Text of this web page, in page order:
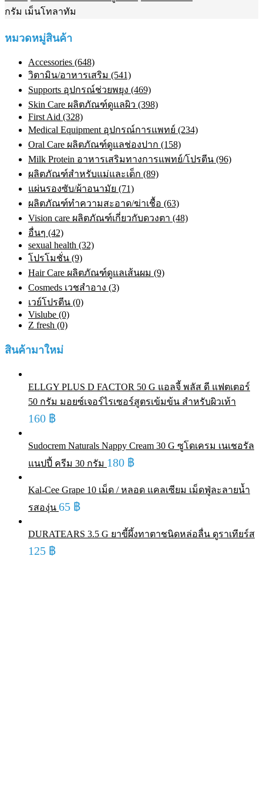
กรัม เม็นโทลาทัม
หมวดหมู่สินค้า
Accessories (648)
วิตามิน/อาหารเสริม (541)
Supports อุปกรณ์ช่วยพยุง (469)
Skin Care ผลิตภัณฑ์ดูแลผิว (398)
First Aid (328)
Medical Equipment อุปกรณ์การแพทย์ (234)
Oral Care ผลิตภัณฑ์ดูแลช่องปาก (158)
Milk Protein อาหารเสริมทางการแพทย์/โปรตีน (96)
ผลิตภัณฑ์สำหรับแม่และเด็ก (89)
แผ่นรองซับ/ผ้าอนามัย (71)
ผลิตภัณฑ์ทําความสะอาด/ฆ่าเชื้อ (63)
Vision care ผลิตภัณฑ์เกี่ยวกับดวงตา (48)
อื่นๆ (42)
sexual health (32)
โปรโมชั่น (9)
Hair Care ผลิตภัณฑ์ดูแลเส้นผม (9)
Cosmeds เวชสําอาง (3)
เวย์โปรตีน (0)
Vislube (0)
Z fresh (0)
สินค้ามาใหม่
ELLGY PLUS D FACTOR 50 G แอลจี้ พลัส ดี แฟตเตอร์
50 กรัม มอยซ์เจอร์ไรเซอร์สูตรเข้มข้น สำหรับผิวเท้า
160 ฿
Sudocrem Naturals Nappy Cream 30 G ซูโดเครม เนเชอรัล
แนปปี้ ครีม 30 กรัม 180 ฿
Kal-Cee Grape 10 เม็ด / หลอด แคลเซียม เม็ดฟู่ละลายน้ำ
รสองุ่น 65 ฿
DURATEARS 3.5 G ยาขี้ผึ้งทาตาชนิดหล่อลื่น ดูราเทียร์ส
125 ฿